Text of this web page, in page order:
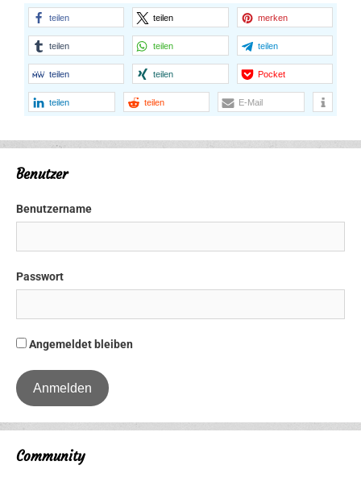
teilen teilen merken
teilen teilen teilen
teilen teilen Pocket
teilen teilen E-Mail
Benutzer
Benutzername
Passwort
Angemeldet bleiben
Community